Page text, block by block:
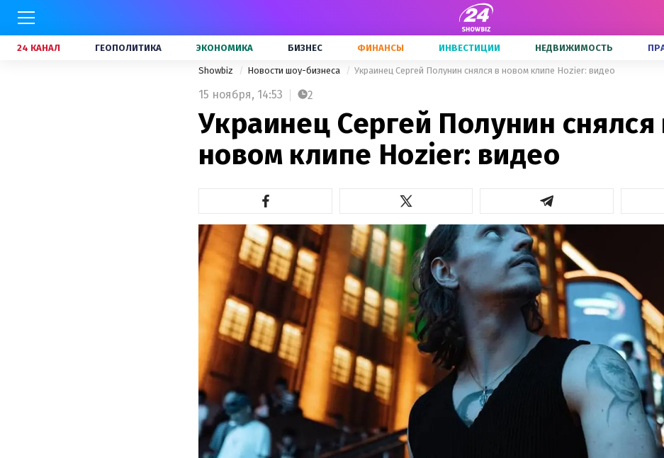
24 КАНАЛ ГЕОПОЛИТИКА ЭКОНОМИКА БИЗНЕС ФИНАНСЫ ИНВЕСТИЦИИ НЕДВИЖИМОСТЬ
Showbiz Новости шоу-бизнеса Украинец Сергей Полунин снялся в новом клипе Hozier: видео
15 ноября, 14:53 2
Украинец Сергей Полунин снялся
новом клипе Hozier: видео